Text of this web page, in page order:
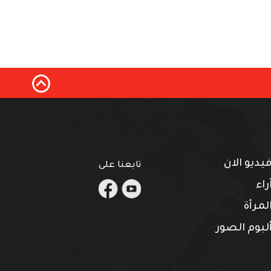
فيديو الان
آراء
المرأة
ألبوم الصور
تابعنا على